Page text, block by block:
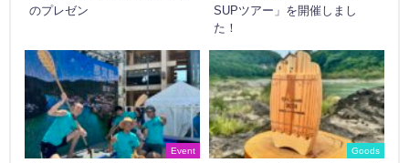
のプレゼン
SUPツアー」を開催しまし
た！
Event Goods